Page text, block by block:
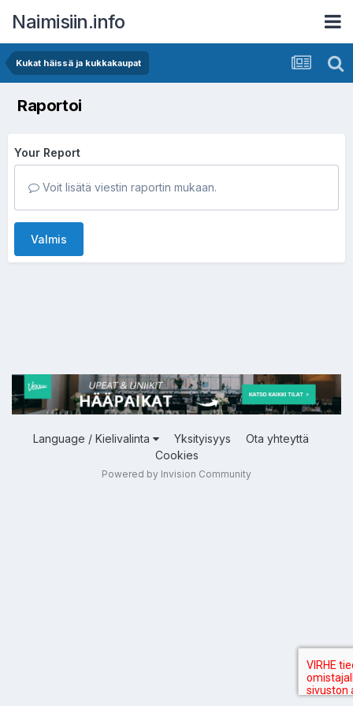
Naimisiin.info
Kukat häissä ja kukkakaupat
Raportoi
Your Report
Voit lisätä viestin raportin mukaan.
Valmis
Language / Kielivalinta Yksityisyys
Ota yhteyttä
Cookies
Powered by Invision Community